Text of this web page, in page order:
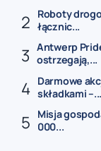
Roboty
łącznic...
Antwerp
ostrzegają,...
Darmowe
składkami –...
Misja
000...